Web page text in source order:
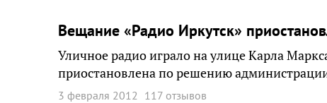
Вещание «Радио Иркутск»
Уличное радио играло на улице Карла
приостановлена по решению
3 февраля 2012 117 отзывов